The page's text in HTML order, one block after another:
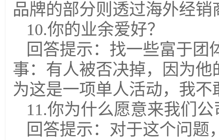
品牌的部分则透过海外经销
10.你的业余爱好？
回答提示：找一些富于团
事：有人被否决掉，因为
为这是一项单人活动，我
11.你为什么愿意来我们
回答提示：对于这个问题